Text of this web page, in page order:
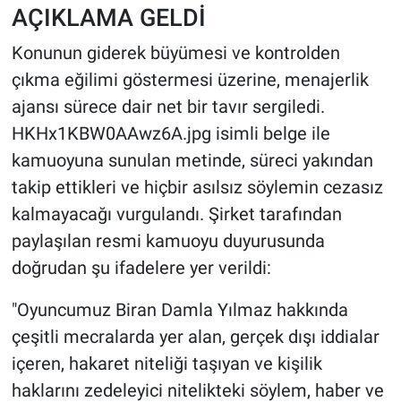
AÇIKLAMA GELDİ
Konunun giderek büyümesi ve kontrolden
çıkma eğilimi göstermesi üzerine, menajerlik
ajansı sürece dair net bir tavır sergiledi.
HKHx1KBW0AAwz6A.jpg isimli belge ile
kamuoyuna sunulan metinde, süreci yakından
takip ettikleri ve hiçbir asılsız söylemin cezasız
kalmayacağı vurgulandı. Şirket tarafından
paylaşılan resmi kamuoyu duyurusunda
doğrudan şu ifadelere yer verildi:
"Oyuncumuz Biran Damla Yılmaz hakkında
çeşitli mecralarda yer alan, gerçek dışı iddialar
içeren, hakaret niteliği taşıyan ve kişilik
haklarını zedeleyici nitelikteki söylem, haber ve